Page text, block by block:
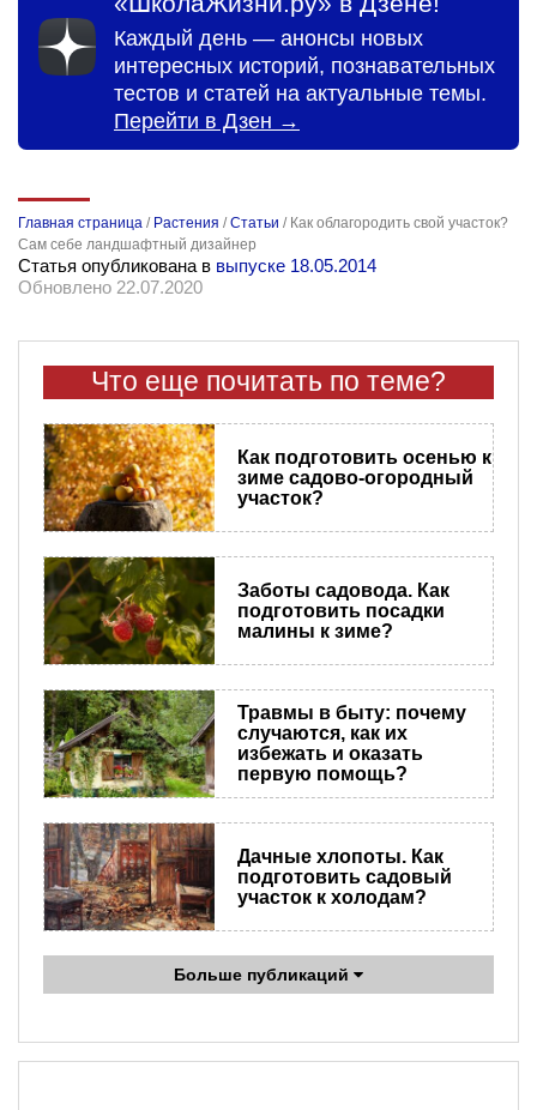
Каждый день — анонсы новых
интересных историй, познавательных
тестов и статей на актуальные темы.
Перейти в Дзен →
Главная страница / Растения /Статьи / Как облагородить свой участок?
Сам себе ландшафтный дизайнер
Статья опубликована в выпуске 18.05.2014
Обновлено 22.07.2020
Что еще почитать по теме?
Как подготовить осенью к
зиме садово-огородный
участок?
Заботы садовода. Как
подготовить посадки
малины к зиме?
Травмы в быту: почему
случаются, как их
избежать и оказать
первую помощь?
Дачные хлопоты. Как
подготовить садовый
участок к холодам?
Больше публикаций